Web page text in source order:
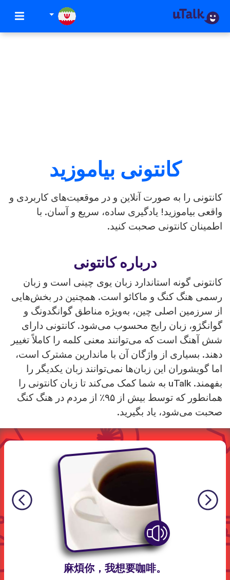
کانتونی بیاموزید
کانتونی را به صورت آنلاین و در موقعیت‌های کاربردی و
واقعی بیاموزید! یادگیری ساده، سریع و آسان. با
اطمینان کانتونی صحبت کنید.
درباره کانتونی
کانتونی گونه استاندارد زبان یوی چینی است و زبان
رسمی هنگ کنگ و ماکائو است. همچنین در بخش‌هایی
از سرزمین اصلی چین، به‌ویژه مناطق گوانگدونگ و
گوانگژو، زبان رایج محسوب می‌شود. کانتونی دارای
شش آهنگ است که می‌توانند معنی کلمه را کاملاً تغییر
دهند. بسیاری از واژگان آن با ماندارین مشترک است،
اما گویشوران این زبان‌ها نمی‌توانند زبان یکدیگر را
بفهمند. uTalk به شما کمک می‌کند تا زبان کانتونی را
همانطور که توسط بیش از ۹۵٪ از مردم در هنگ کنگ
صحبت می‌شود، یاد بگیرید.
麻煩你，我想要咖啡。